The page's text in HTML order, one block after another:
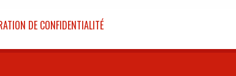
DE CONFIDENTIALITÉ